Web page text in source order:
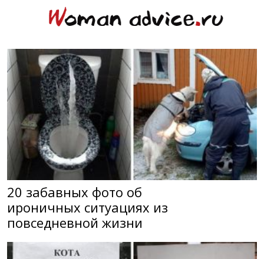
20 забавных фото об
ироничных ситуациях из
повседневной жизни